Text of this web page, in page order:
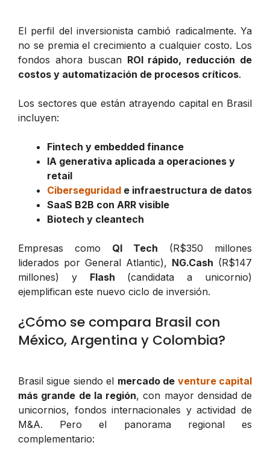
El perfil del inversionista cambió radicalmente. Ya
no se premia el crecimiento a cualquier costo. Los
fondos ahora buscan ROI rápido, reducción de
costos y automatización de procesos críticos.
Los sectores que están atrayendo capital en Brasil
incluyen:
Fintech y embedded finance
IA generativa aplicada a operaciones y
retail
Ciberseguridad e infraestructura de datos
SaaS B2B con ARR visible
Biotech y cleantech
Empresas como QI Tech (R$350 millones
liderados por General Atlantic), NG.Cash (R$147
millones) y Flash (candidata a unicornio)
ejemplifican este nuevo ciclo de inversión.
¿Cómo se compara Brasil con
México, Argentina y Colombia?
Brasil sigue siendo el mercado de venture capital
más grande de la región, con mayor densidad de
unicornios, fondos internacionales y actividad de
M&A. Pero el panorama regional es
complementario: